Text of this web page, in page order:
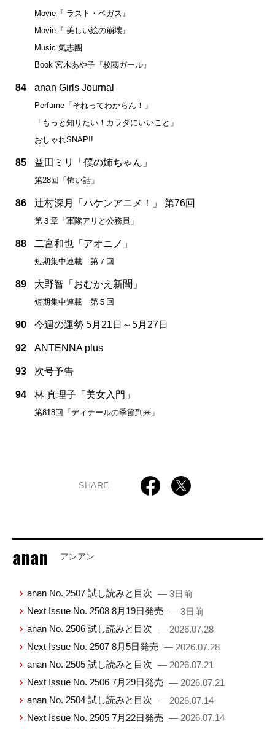
Movie『 ラスト・ベガス』
Movie『 美しい絵の崩壊』
Music 氣志團
Book 宮木あや子『校閲ガール』
84 anan Girls Journal
Perfume「それってわからん！」
「もっと知りたい！カラダにいいこと」
おしゃれSNAP!!
85 益田ミリ「僕の姉ちゃん」
第28回「怖い話」
86 辻村深月「ハケンアニメ！」 第76回
第３章「軍隊アリと公務員」
88 二宮和也「アオニノ」
短期集中連載 第７回
89 大野智「おむかえ新聞」
短期集中連載 第５回
90 今週の運勢 5月21日～5月27日
92 ANTENNA plus
93 次号予告
94 林 真理子「美女入門」
第818回「ディテールの季節到来」
SHARE
anan アンアン
anan No. 2507 試し読みと目次 — 3日前
Next Issue No. 2508 8月19日発売 — 3日前
anan No. 2506 試し読みと目次 — 2026.07.28
Next Issue No. 2507 8月5日発売 — 2026.07.28
anan No. 2505 試し読みと目次 — 2026.07.21
Next Issue No. 2506 7月29日発売 — 2026.07.21
anan No. 2504 試し読みと目次 — 2026.07.14
Next Issue No. 2505 7月22日発売 — 2026.07.14